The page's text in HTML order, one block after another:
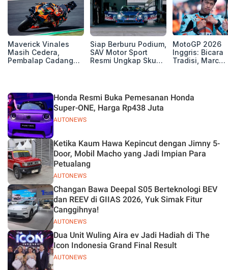
Maverick Vinales
Masih Cedera,
Pembalap Cadangan
Siap Berburu Podium,
SAV Motor Sport
Resmi Ungkap Skuad
MotoGP 2026
Inggris: Bicara
Tradisi, Marc
AUTONEWS
Honda Resmi Buka Pemesanan Honda
Super-ONE, Harga Rp438 Juta
AUTONEWS
Ketika Kaum Hawa Kepincut dengan Jimny 5-
Door, Mobil Macho yang Jadi Impian Para
Petualang
AUTONEWS
Changan Bawa Deepal S05 Berteknologi BEV
dan REEV di GIIAS 2026, Yuk Simak Fitur
Canggihnya!
AUTONEWS
Dua Unit Wuling Aira ev Jadi Hadiah di The
Icon Indonesia Grand Final Result